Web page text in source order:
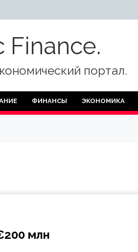
Finance.
портал.
ФИНАНСЫ ЭКОНОМИКА
млн